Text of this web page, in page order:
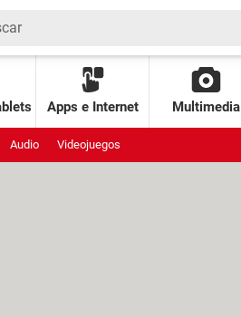
Apps e Internet Multimedia
Audio Videojuegos